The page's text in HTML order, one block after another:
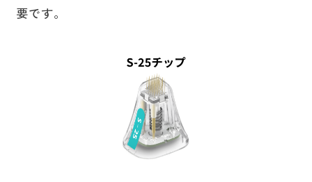
要です。